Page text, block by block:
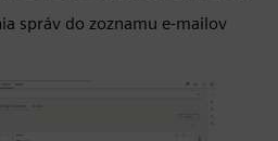
správ do zoznamu e-mailov